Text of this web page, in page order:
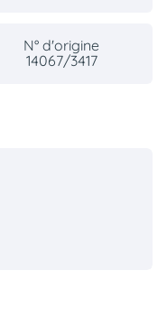
N° d'origine
14067/3417